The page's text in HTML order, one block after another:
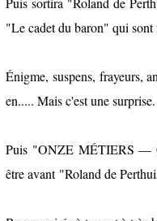
"Le cadet du baron" qui sont
Énigme, suspens, frayeurs,
en..... Mais c'est une surprise.
Puis "ONZE MÉTIERS —
être avant "Roland de